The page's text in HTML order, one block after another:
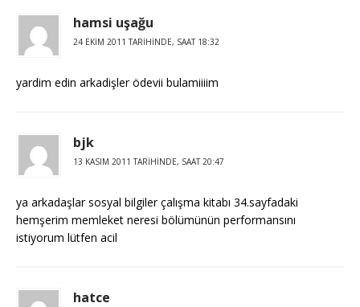
hamsi uşağu
24 EKIM 2011 TARIHINDE, SAAT 18:32
yardim edin arkadişler ödevii bulamiiiim
bjk
13 KASIM 2011 TARIHINDE, SAAT 20:47
ya arkadaşlar sosyal bilgiler çalışma kitabı 34.sayfadaki
hemşerim memleket neresi bölümünün performansını
istiyorum lütfen acil
hatce